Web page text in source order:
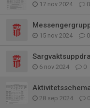
17 nov 2024 0
15 nov 2024 0
6 nov 2024 0
28 sep 2024 0